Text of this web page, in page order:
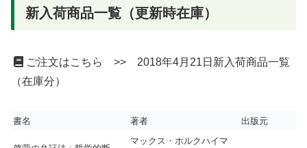
新入荷商品一覧（更新時在庫）
ご注文はこちら >> 2018年4月21日新入荷商品一覧
（在庫分）
書名 著者 出版元
マックス・ホルクハイマ